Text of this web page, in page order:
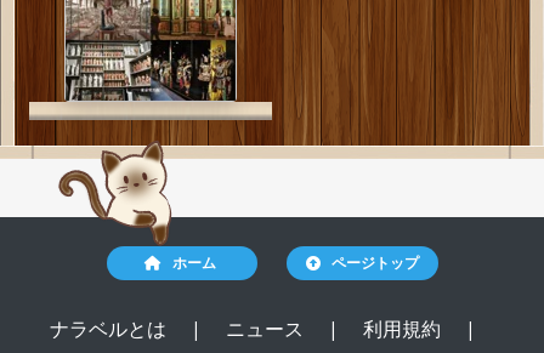
ホーム ページトップ
ナラベルとは | ニュース | 利用規約
|